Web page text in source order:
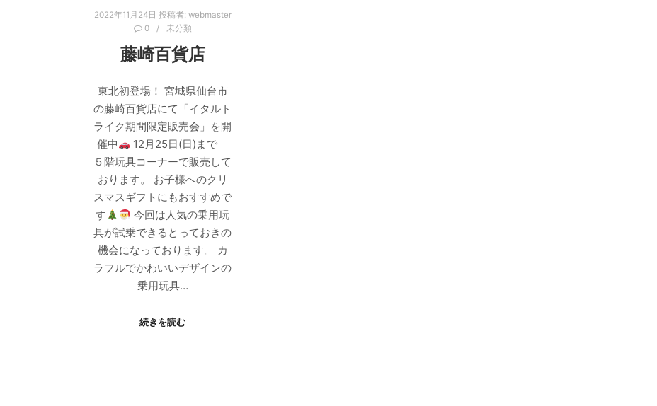
2022年11月24日 投稿者: webmaster
0
未分類
藤崎百貨店
東北初登場！ 宮城県仙台市
の藤崎百貨店にて「イタルト
ライク期間限定販売会」を開
催中
12月25日(日)まで
５階玩具コーナーで販売して
おります。 お子様へのクリ
スマスギフトにもおすすめで
す
今回は人気の乗用玩
具が試乗できるとっておきの
機会になっております。 カ
ラフルでかわいいデザインの
乗用玩具…
続きを読む